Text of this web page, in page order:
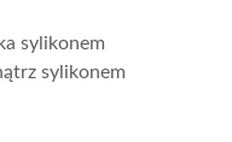
sylikonem
sylikonem